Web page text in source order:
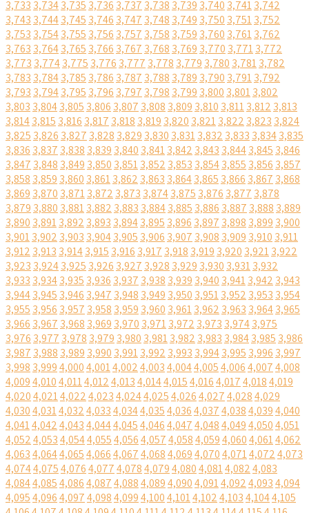
3,733 3,7343,735 3,736 3,737 3,738 3,739 3,740 3,7413,742
3,743 3,7443,745 3,746 3,747 3,748 3,749 3,750 3,7513,752
3,753 3,7543,755 3,756 3,757 3,758 3,759 3,760 3,7613,762
3,763 3,7643,765 3,766 3,767 3,768 3,769 3,770 3,7713,772
3,773 3,7743,775 3,776 3,777 3,778 3,779 3,780 3,7813,782
3,783 3,7843,785 3,786 3,787 3,788 3,789 3,790 3,7913,792
3,793 3,7943,795 3,796 3,797 3,798 3,799 3,800 3,8013,802
3,803 3,8043,805 3,806 3,807 3,808 3,809 3,810 3,8113,812 3,813
3,8143,815 3,816 3,817 3,818 3,819 3,820 3,8213,822 3,823 3,824
3,825 3,826 3,827 3,828 3,829 3,830 3,8313,832 3,833 3,8343,835
3,836 3,837 3,838 3,839 3,840 3,8413,842 3,843 3,8443,845 3,846
3,847 3,848 3,849 3,850 3,8513,852 3,853 3,8543,855 3,856 3,857
3,858 3,859 3,860 3,8613,862 3,863 3,8643,865 3,866 3,867 3,868
3,869 3,870 3,8713,872 3,873 3,8743,875 3,876 3,877 3,878
3,879 3,880 3,8813,882 3,883 3,8843,885 3,886 3,887 3,888 3,889
3,890 3,8913,892 3,893 3,8943,895 3,896 3,897 3,898 3,899 3,900
3,9013,902 3,903 3,9043,905 3,906 3,907 3,908 3,909 3,910 3,911
3,912 3,913 3,9143,915 3,916 3,917 3,918 3,919 3,920 3,9213,922
3,923 3,9243,925 3,926 3,927 3,928 3,929 3,930 3,9313,932
3,933 3,9343,935 3,936 3,937 3,938 3,939 3,940 3,9413,942 3,943
3,9443,945 3,946 3,947 3,948 3,949 3,950 3,9513,952 3,953 3,954
3,955 3,956 3,957 3,958 3,959 3,960 3,9613,962 3,963 3,9643,965
3,966 3,967 3,968 3,969 3,970 3,9713,972 3,973 3,9743,975
3,976 3,977 3,978 3,979 3,980 3,9813,982 3,983 3,9843,985 3,986
3,987 3,988 3,989 3,990 3,9913,992 3,993 3,9943,995 3,996 3,997
3,998 3,9994,0004,0014,0024,0034,0044,0054,0064,0074,008
4,0094,0104,0114,0124,0134,0144,0154,0164,0174,0184,019
4,0204,0214,0224,0234,0244,0254,0264,0274,0284,029
4,0304,0314,0324,0334,0344,0354,0364,0374,0384,0394,040
4,0414,0424,0434,0444,0454,0464,0474,0484,0494,0504,051
4,0524,0534,0544,0554,0564,0574,0584,0594,0604,0614,062
4,0634,0644,0654,0664,0674,0684,0694,0704,0714,0724,073
4,0744,0754,0764,0774,0784,0794,0804,0814,0824,083
4,0844,0854,0864,0874,0884,0894,0904,0914,0924,0934,094
4,0954,0964,0974,0984,0994,1004,1014,1024,1034,1044,105